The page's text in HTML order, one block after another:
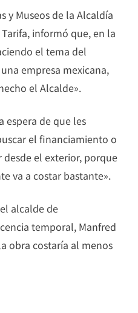
y Museos de la Alcaldía
informó que, en la
el tema del
empresa mexicana,
el Alcalde».
espera de que les
el financiamiento o
el exterior, porque
va a costar bastante».
alcalde de
temporal, Manfred
obra costaría al menos